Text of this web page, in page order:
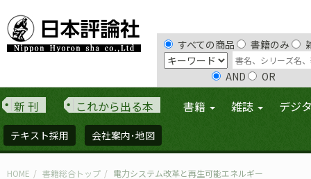
すべての商品 書籍のみ
AND OR
新 刊 これから出る本 書籍 雑誌 デジ
テキスト採用 会社案内･地図
HOME 書籍総合トップ 電力システム改革と再生可能エネルギー